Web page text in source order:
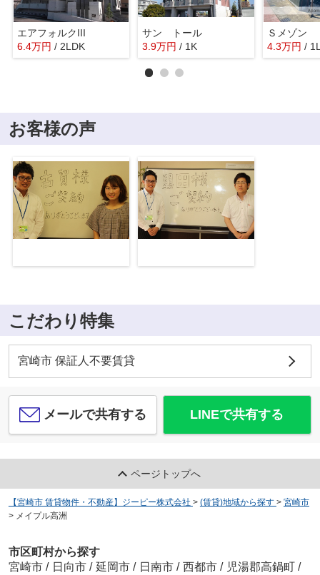
エアフォルクIII
6.4万円 / 2LDK
サン トール
3.9万円 / 1K
Ｓメゾン
4.3万円 /
お客様の声
こだわり特集
宮崎市 保証人不要賃貸
メールで共有する LINEで共有する
ページトップへ
【宮崎市 賃貸物件・不動産】ジーピー株式会社 > (賃貸)地域から探す > 宮崎市
> メイプル高洲
市区町村から探す
宮崎市 / 日向市 / 延岡市 / 日南市 / 西都市 / 児湯郡高鍋町 /